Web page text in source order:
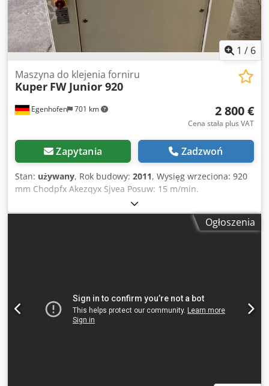
1 / 6
Egenhofen 701 km
Maszyna do klejenia forniru
Kuper FW Junior 920
2 800 €
Cena stała plus VAT
Zapytania Zadzwoń
Stan: używany, Rok budowy: 2011, Wysięg wrzeciona: 920
mm Chodpfx Akezqyx Sjvea Posuw: 15 m/min.
Ogłoszenia